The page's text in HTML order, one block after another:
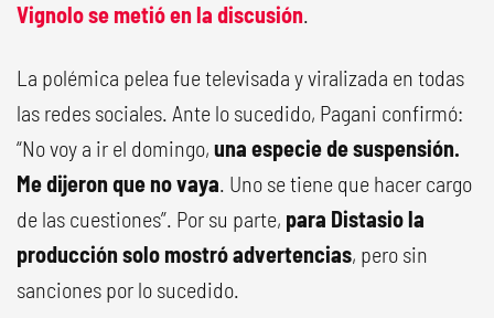
Vignolo se metió en la discusión.
La polémica pelea fue televisada y viralizada en todas
las redes sociales. Ante lo sucedido, Pagani confirmó:
“No voy a ir el domingo, una especie de suspensión.
Me dijeron que no vaya. Uno se tiene que hacer cargo
de las cuestiones”. Por su parte, para Distasio la
producción solo mostró advertencias, pero sin
sanciones por lo sucedido.